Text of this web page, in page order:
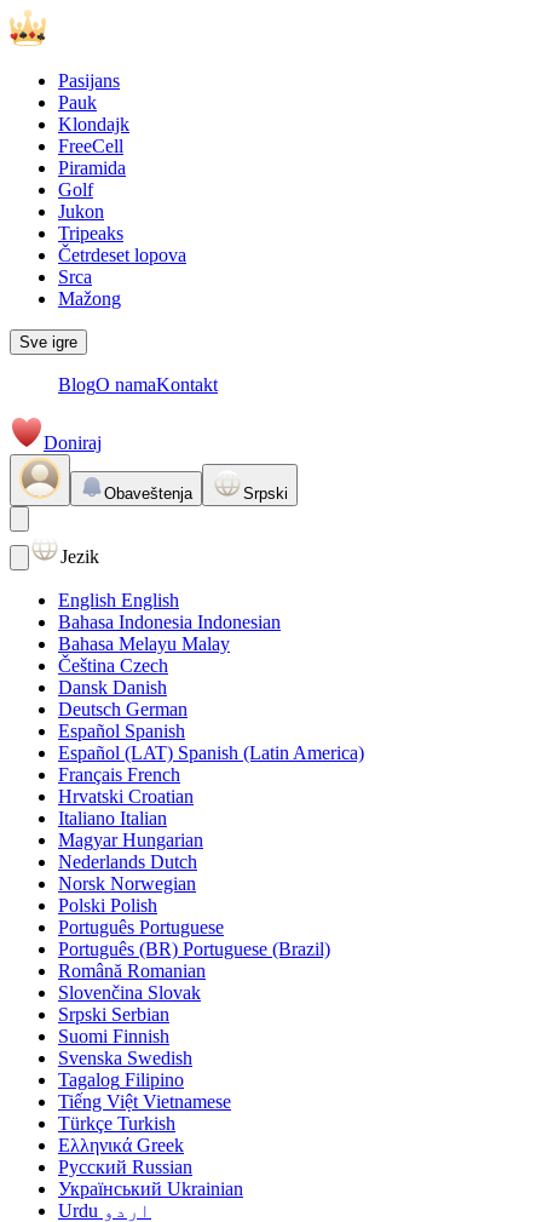
Pasijans
Pauk
Klondajk
FreeCell
Piramida
Golf
Jukon
Tripeaks
Četrdeset lopova
Srca
Mažong
Sve igre
BlogO namaKontakt
Doniraj
Obaveštenja Srpski
Jezik
English English
Bahasa Indonesia Indonesian
Bahasa Melayu Malay
Čeština Czech
Dansk Danish
Deutsch German
Español Spanish
Español (LAT) Spanish (Latin America)
Français French
Hrvatski Croatian
Italiano Italian
Magyar Hungarian
Nederlands Dutch
Norsk Norwegian
Polski Polish
Português Portuguese
Português (BR) Portuguese (Brazil)
Română Romanian
Slovenčina Slovak
Srpski Serbian
Suomi Finnish
Svenska Swedish
Tagalog Filipino
Tiếng Việt Vietnamese
Türkçe Turkish
Ελληνικά Greek
Русский Russian
Український Ukrainian
اردو Urdu